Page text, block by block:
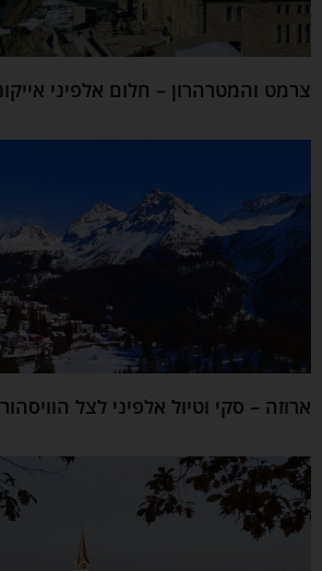
צרמט והמטרהרון – חלום אלפיני אייקוני
ארוזה – סקי וטיול אלפיני לצל הוויסהורן